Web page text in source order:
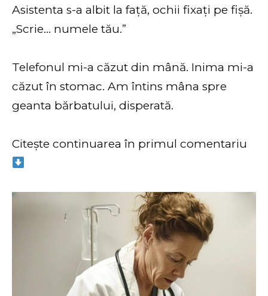
Asistenta s-a albit la față, ochii fixați pe fișă.
„Scrie… numele tău.”
Telefonul mi-a căzut din mână. Inima mi-a
căzut în stomac. Am întins mâna spre
geanta bărbatului, disperată.
Citește continuarea în primul comentariu